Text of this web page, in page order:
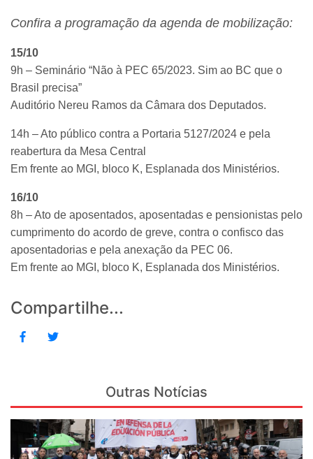
Confira a programação da agenda de mobilização:
15/10
9h – Seminário “Não à PEC 65/2023. Sim ao BC que o
Brasil precisa”
Auditório Nereu Ramos da Câmara dos Deputados.
14h – Ato público contra a Portaria 5127/2024 e pela
reabertura da Mesa Central
Em frente ao MGI, bloco K, Esplanada dos Ministérios.
16/10
8h – Ato de aposentados, aposentadas e pensionistas pelo
cumprimento do acordo de greve, contra o confisco das
aposentadorias e pela anexação da PEC 06.
Em frente ao MGI, bloco K, Esplanada dos Ministérios.
Compartilhe...
Outras Notícias